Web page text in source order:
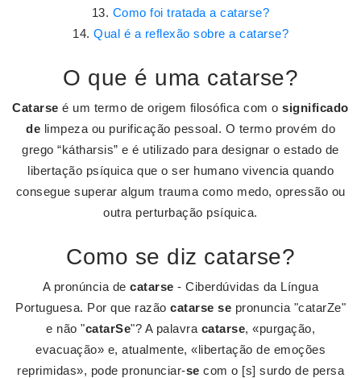
Como foi tratada a catarse?
Qual é a reflexão sobre a catarse?
O que é uma catarse?
Catarse é um termo de origem filosófica com osignificado
de limpeza ou purificação pessoal. O termo provém do
grego “kátharsis” e é utilizado para designar o estado de
libertação psíquica que o ser humano vivencia quando
consegue superar algum trauma como medo, opressão ou
outra perturbação psíquica.
Como se diz catarse?
A pronúncia decatarse - Ciberdúvidas da Língua
Portuguesa. Por que razão catarse se pronuncia "catarZe"
e não "catarSe"? A palavra catarse, «purgação,
evacuação» e, atualmente, «libertação de emoções
reprimidas», pode pronunciar-se com o [s] surdo de persa